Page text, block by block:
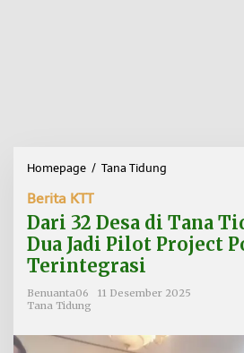
Homepage / Tana Tidung
i
3
2
s
Berita KTT
Dari 32 Desa di Tana
Dua Jadi Pilot Project
Terintegrasi
Benuanta06
11 Desember 2025
Tana Tidung